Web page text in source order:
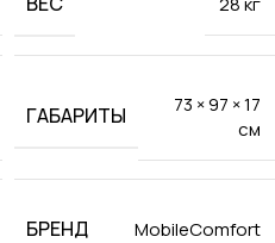
ГАБАРИТЫ
73 × 97 × 17
см
БРЕНД MobileComfort